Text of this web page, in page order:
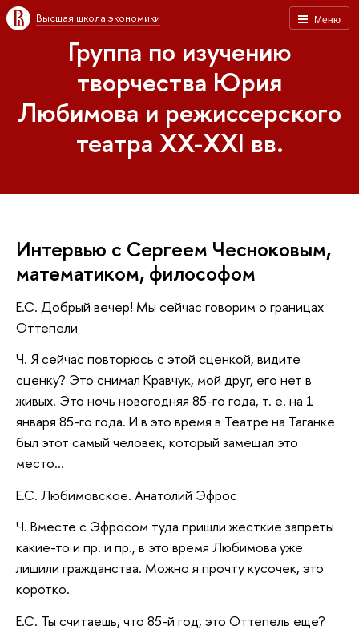
Меню
Высшая школа экономики
Группа по изучению
творчества Юрия
Любимова и режиссерского
театра XX-XXI вв.
Интервью с Сергеем Чесноковым,
математиком, философом
Е.С. Добрый вечер! Мы сейчас говорим о границах
Оттепели
Ч. Я сейчас повторюсь с этой сценкой, видите
сценку? Это снимал Кравчук, мой друг, его нет в
живых. Это ночь новогодняя 85-го года, т. е. на 1
января 85-го года. И в это время в Театре на Таганке
был этот самый человек, который замещал это
место…
Е.С. Любимовское. Анатолий Эфрос
Ч. Вместе с Эфросом туда пришли жесткие запреты
какие-то и пр. и пр., в это время Любимова уже
лишили гражданства. Можно я прочту кусочек, это
коротко.
Е.С. Ты считаешь, что 85-й год, это Оттепель еще?